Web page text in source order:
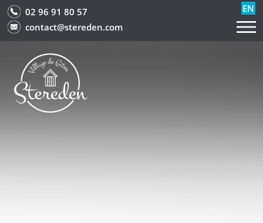
02 96 91 80 57
contact@stereden.com
EN